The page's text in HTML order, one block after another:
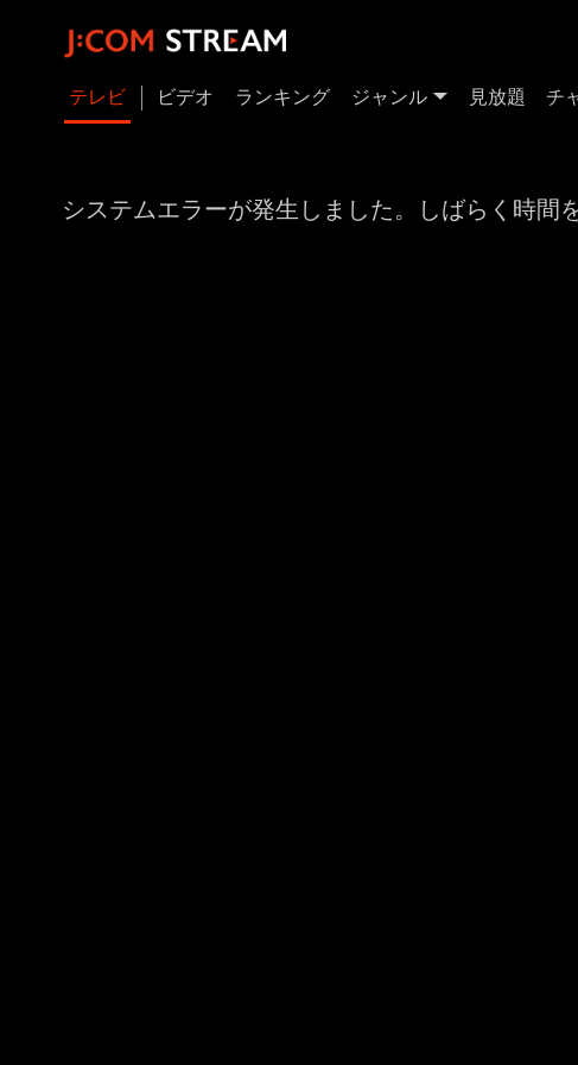
テレビ ビデオ ランキング ジャンル 見放題 チ
システムエラーが発生しました。しばらく時間